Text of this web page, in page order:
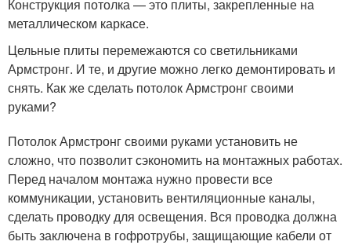
Конструкция потолка — это плиты, закрепленные на
металлическом каркасе.
Цельные плиты перемежаются со светильниками
Армстронг. И те, и другие можно легко демонтировать и
снять. Как же сделать потолок Армстронг своими
руками?
Потолок Армстронг своими руками установить не
сложно, что позволит сэкономить на монтажных работах.
Перед началом монтажа нужно провести все
коммуникации, установить вентиляционные каналы,
сделать проводку для освещения. Вся проводка должна
быть заключена в гофротрубы, защищающие кабели от